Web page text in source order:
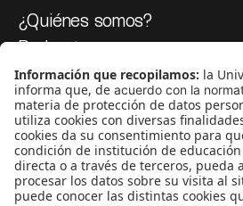
¿Quiénes somos?
Podcasts
Ediciones especiales
Proyectos 070
SÍGUENOS